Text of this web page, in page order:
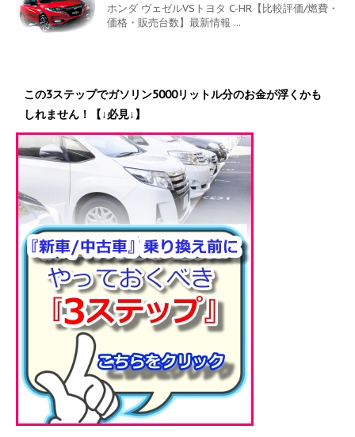
ホンダ ヴェゼルVSトヨタ C-HR【比較評価/燃費・
価格・販売台数】最新情報 ...
この3ステップでガソリン5000リットル分のお金が浮くかも
しれません！【↓必見↓】